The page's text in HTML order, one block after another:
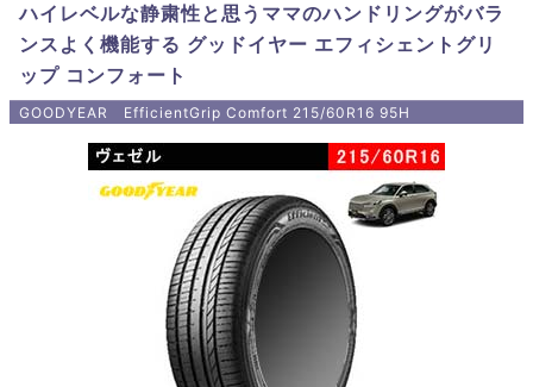
ハイレベルな静粛性と思うママのハンドリングがバラ
ンスよく機能する グッドイヤー エフィシェントグリ
ップ コンフォート
GOODYEAR EfficientGrip Comfort 215/60R16 95H